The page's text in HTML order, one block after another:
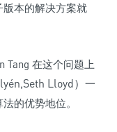
本的解决方案就
Tang 在这个问题上
Lloyd） 一
的优势地位。